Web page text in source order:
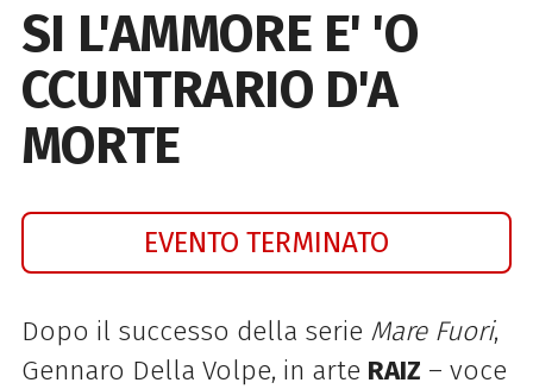
SI L'AMMORE E' 'O
CCUNTRARIO D'A
MORTE
EVENTO TERMINATO
Dopo il successo della serie Mare Fuori,
Gennaro Della Volpe, in arte RAIZ – voce